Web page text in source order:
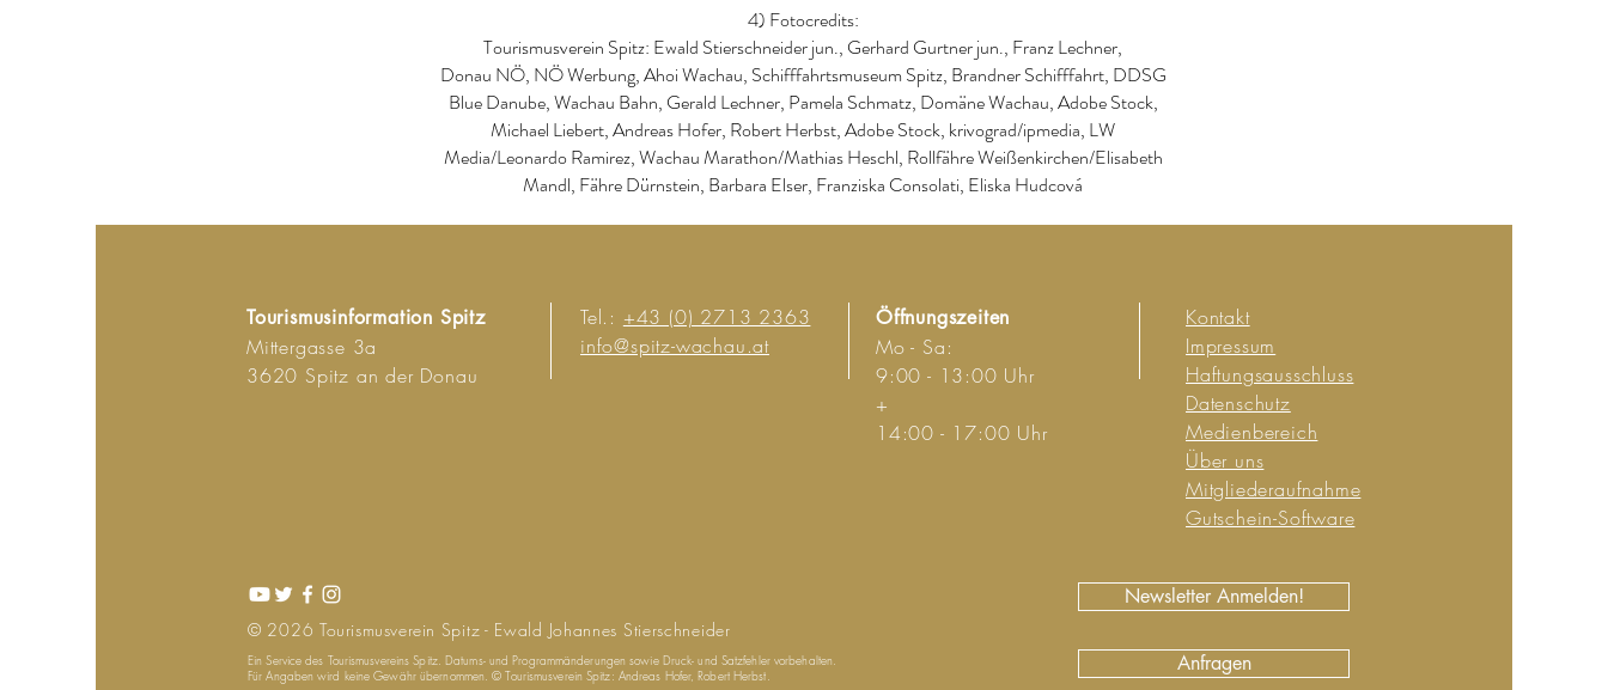
4) Fotocredits:
Tourismusverein Spitz: Ewald Stierschneider jun., Gerhard Gurtner jun., Franz Lechner,
Donau NÖ, NÖ Werbung, Ahoi Wachau, Schifffahrtsmuseum Spitz, Brandner Schifffahrt, DDSG
Blue Danube, Wachau Bahn, Gerald Lechner, Pamela Schmatz, Domäne Wachau, Adobe Stock,
Michael Liebert, Andreas Hofer, Robert Herbst, Adobe Stock, krivograd/ipmedia, LW
Media/Leonardo Ramirez, Wachau Marathon/Mathias Heschl, Rollfähre Weißenkirchen/Elisabeth
Mandl, Fähre Dürnstein, Barbara Elser, Franziska Consolati, Eliska Hudcová
Tourismusinformation Spitz
Mittergasse 3a
3620 Spitz an der Donau
Tel.: +43 (0) 2713 2363
info@spitz-wachau.at
© 2026 Tourismusverein Spitz - Ewald Johannes Stierschneider
Ein Service des Tourismusvereins Spitz. Datums- und Programmänderungen sowie Druck- und Satzfehler vorbehalten.
Für Angaben wird keine Gewähr übernommen. © Tourismusverein Spitz: Andreas Hofer, Robert Herbst.
Kontakt
Impressum
Haftungsausschluss
Datenschutz
Medienbereich
Über uns
Mitgliederaufnahme
Gutschein-Software
Newsletter Anmelden!
Anfragen
Öffnungszeiten
Mo - Sa:
9:00 - 13:00 Uhr
+
14:00 - 17:00 Uhr